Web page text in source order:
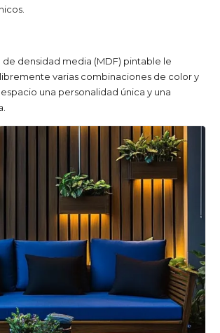
de densidad media (MDF) pintable le
varias combinaciones de color y
una personalidad única y una